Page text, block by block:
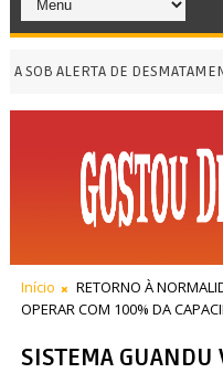
ALERTA DE
Início RETORNO À
OPERAR COM 100% DA
SISTEMA GUANDU